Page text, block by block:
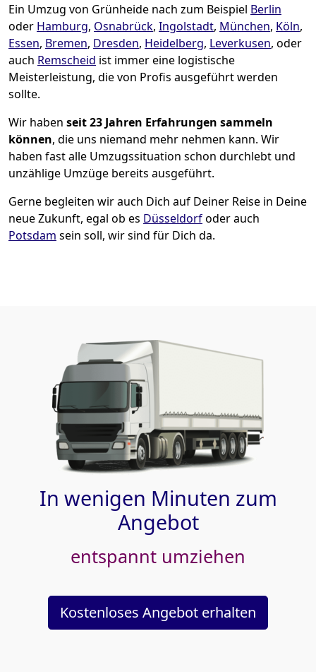
Ein Umzug von Grünheide nach zum Beispiel Berlin
oder Hamburg, Osnabrück, Ingolstadt, München, Köln,
Essen, Bremen, Dresden, Heidelberg, Leverkusen, oder
auch Remscheid ist immer eine logistische
Meisterleistung, die von Profis ausgeführt werden
sollte.
Wir haben seit23 Jahren Erfahrungen sammeln
können, die uns niemand mehr nehmen kann. Wir
haben fast alle Umzugssituation schon durchlebt und
unzählige Umzüge bereits ausgeführt.
Gerne begleiten wir auch Dich auf Deiner Reise in Deine
neue Zukunft, egal ob es Düsseldorfoder auch
Potsdam sein soll, wir sind für Dich da.
In wenigen Minuten zum
Angebot
entspannt umziehen
Kostenloses Angebot erhalten